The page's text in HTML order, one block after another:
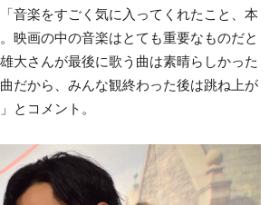
音楽をすごく気に入ってくれたこと、本
映画の中の音楽はとても重要なものだと
大さんが最後に歌う曲は素晴らしかった
だから、みんな観終わった後は跳ね上が
とコメント。